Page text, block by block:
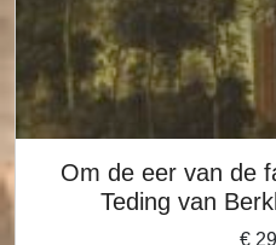
Om de eer van de
Teding van
€